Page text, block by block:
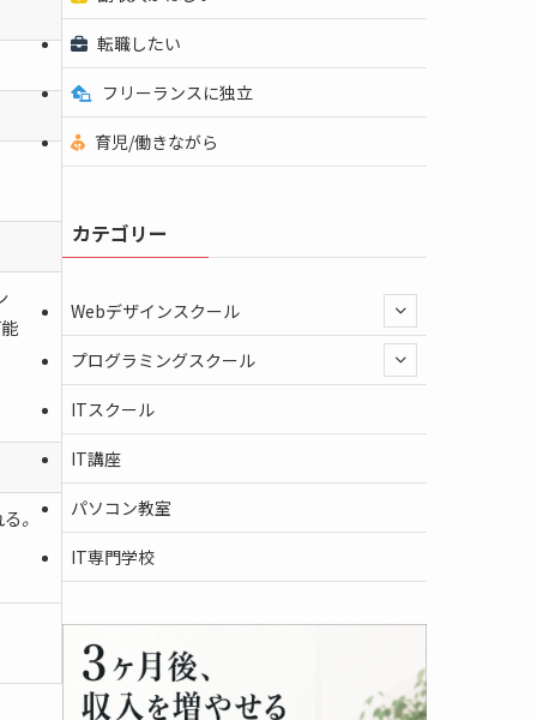
。
転職したい
フリーランスに独立
育児/働きながら
カテゴリー
Webデザインスクール
プログラミングスクール
ITスクール
IT講座
パソコン教室
IT専門学校